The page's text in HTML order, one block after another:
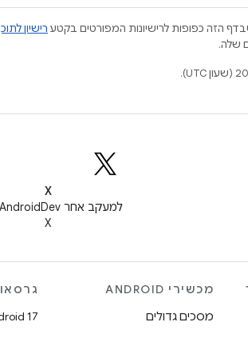
הזה כפופות לרישיונות המפורטים בקטע רישיון
שלה.
X
X
מכשירי ANDROID
מסכים גדולים
17